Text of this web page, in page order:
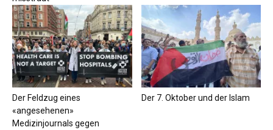
Der Feldzug eines
«angesehenen»
Medizinjournals gegen
Der 7. Oktober und der Islam